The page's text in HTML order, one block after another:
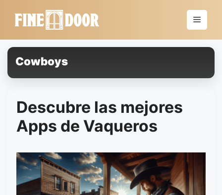
Menú
Cowboys
Descubre las mejores
Apps de Vaqueros